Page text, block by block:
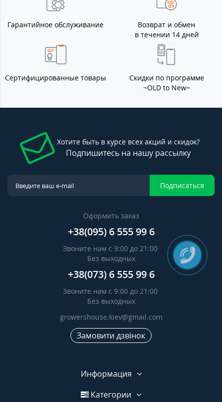
Гарантийное обслуживание
Возврат и обмен
в течении 14 дней
Сертифицированные товары
Скидки по программе
~OLD to New~
Хотите быть в курсе всех акций и скидок?
Подпишитесь на нашу рассылку
Подписаться
Оформить заказ
+38(095) 6 555 99 6
Звоните нам с 9:00 до 21:00
Без выходных
+38(073) 6 555 99 6
Звоните нам с 9:00 до 21:00
Без выходных
growershouse.kiev@gmail.com
Замовити дзвінок
Информация
Категории